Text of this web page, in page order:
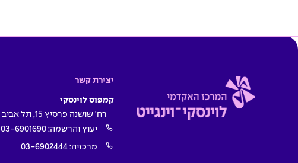
יצירת קשר
קמפוס לוינסקי
רח' שושנה פרסיץ 15, תל אביב
יעוץ והרשמה: 03-6901690
מרכזיה: 03-6902444